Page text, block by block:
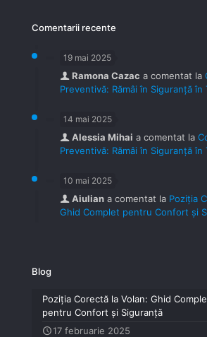
Comentarii recente
19 mai 2025
Ramona Cazac a comentat la
Preventivă: Rămâi în Siguranță în
14 mai 2025
Alessia Mihai a comentat la
Preventivă: Rămâi în Siguranță în
10 mai 2025
Aiulian a comentat la Poziția
Ghid Complet pentru Confort și
Blog
Poziția Corectă la Volan: Ghid
pentru Confort și Siguranță
17 februarie 2025